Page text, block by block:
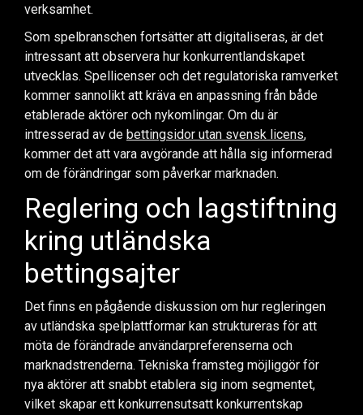
verksamhet.
Som spelbranschen fortsätter att digitaliseras, är det
intressant att observera hur konkurrentlandskapet
utvecklas. Spellicenser och det regulatoriska ramverket
kommer sannolikt att kräva en anpassning från både
etablerade aktörer och nykomlingar. Om du är
intresserad av de bettingsidor utan svensk licens,
kommer det att vara avgörande att hålla sig informerad
om de förändringar som påverkar marknaden.
Reglering och lagstiftning
kring utländska
bettingsajter
Det finns en pågående diskussion om hur regleringen
av utländska spelplattformar kan struktureras för att
möta de förändrade användarpreferenserna och
marknadstrenderna. Tekniska framsteg möjliggör för
nya aktörer att snabbt etablera sig inom segmentet,
vilket skapar ett konkurrensutsatt konkurrentskap